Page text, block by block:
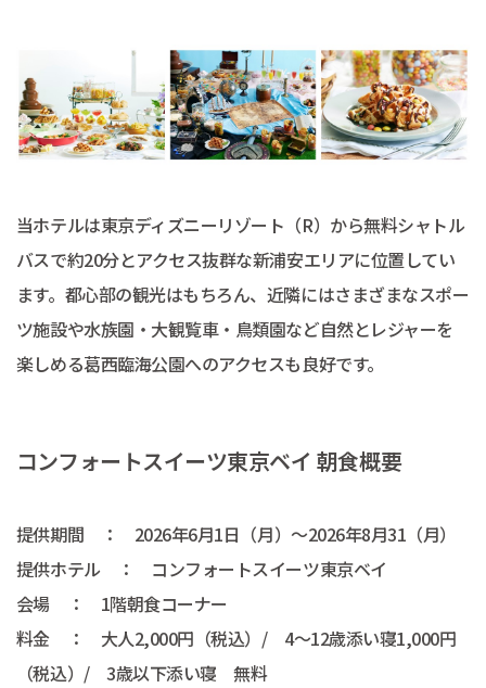
当ホテルは東京ディズニーリゾート（R）から無料シャトル
バスで約20分とアクセス抜群な新浦安エリアに位置してい
ます。都心部の観光はもちろん、近隣にはさまざまなスポー
ツ施設や水族園・大観覧車・鳥類園など自然とレジャーを
楽しめる葛西臨海公園へのアクセスも良好です。
コンフォートスイーツ東京ベイ 朝食概要
提供期間 ： 2026年6月1日（月）〜2026年8月31（月）
提供ホテル ： コンフォートスイーツ東京ベイ
会場 ： 1階朝食コーナー
料金 ： 大人2,000円（税込）/ 4～12歳添い寝1,000円
（税込）/ 3歳以下添い寝 無料